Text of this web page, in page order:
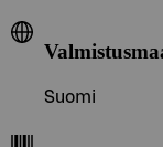
Suomi